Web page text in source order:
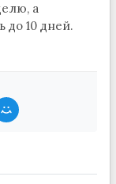
а
до 10 дней.